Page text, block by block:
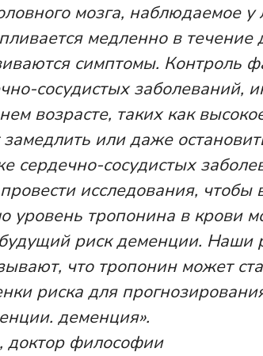
мозга, наблюдаемое у
медленно в течение
симптомы. Контроль
сосудистых заболеваний,
возрасте, таких как
или даже
сердечно-сосудистых
исследования, чтобы
уровень тропонина в крови
риск деменции. Наши
что тропонин может
риска для
деменция».
философии